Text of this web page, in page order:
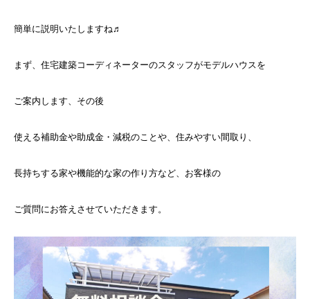
簡単に説明いたしますね♬
まず、住宅建築コーディネーターのスタッフがモデルハウスを
ご案内します、その後
使える補助金や助成金・減税のことや、住みやすい間取り、
長持ちする家や機能的な家の作り方など、お客様の
ご質問にお答えさせていただきます。